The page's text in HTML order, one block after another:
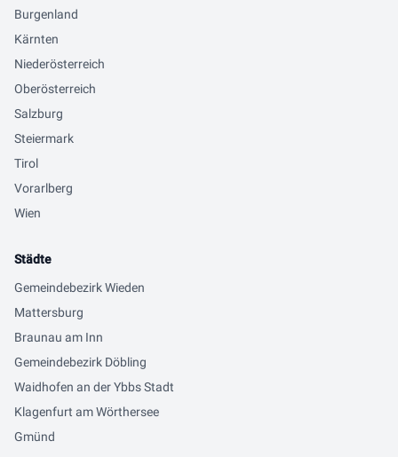
Burgenland
Kärnten
Niederösterreich
Oberösterreich
Salzburg
Steiermark
Tirol
Vorarlberg
Wien
Städte
Gemeindebezirk Wieden
Mattersburg
Braunau am Inn
Gemeindebezirk Döbling
Waidhofen an der Ybbs Stadt
Klagenfurt am Wörthersee
Gmünd